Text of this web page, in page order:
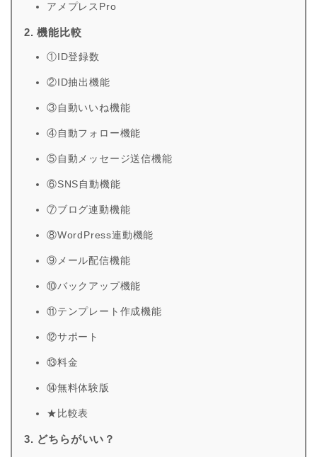
アメプレスPro
2. 機能比較
①ID登録数
②ID抽出機能
③自動いいね機能
④自動フォロー機能
⑤自動メッセージ送信機能
⑥SNS自動機能
⑦ブログ連動機能
⑧WordPress連動機能
⑨メール配信機能
⑩バックアップ機能
⑪テンプレート作成機能
⑫サポート
⑬料金
⑭無料体験版
★比較表
3. どちらがいい？